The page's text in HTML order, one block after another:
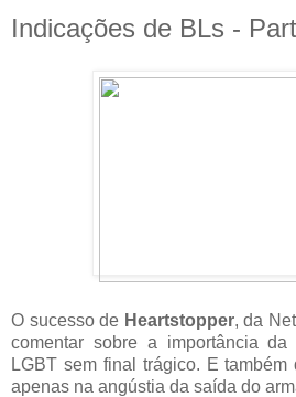
Indicações de BLs -
O sucesso de Heartstopper, da
comentar sobre a importância
LGBT sem final trágico. E
apenas na angústia da saída do